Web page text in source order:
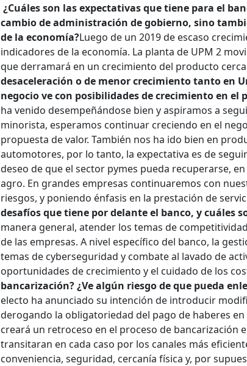
¿Cuáles son las expectativas que tiene para el
cambio de administración de gobierno, sino
de la economía?Luego de un 2019 de escaso
indicadores de la economía. La planta de UPM 2
que derramará en un crecimiento del producto
desaceleración o de menor crecimiento tanto en
negocio ve con posibilidades de crecimiento
ha venido desempeñándose bien y aspiramos a
minorista, esperamos continuar creciendo en el
propuesta de valor. También nos ha ido bien en
automotores, por lo tanto, la expectativa es de
deseo de que el sector pymes pueda recuperarse,
agro. En grandes empresas continuaremos con
riesgos, y poniendo énfasis en la prestación de
desafíos que tiene por delante el banco, y cuáles
manera general, atender los temas de
de las empresas. A nivel específico del banco, la
temas de cyberseguridad y combate al lavado de
oportunidades de crecimiento y el cuidado de los
bancarización? ¿Ve algún riesgo de que pueda
electo ha anunciado su intención de introducir
derogando la obligatoriedad del pago de haberes
creará un retroceso en el proceso de bancarización
transitaran en cada caso por los canales más
conveniencia, seguridad, cercanía física y, por